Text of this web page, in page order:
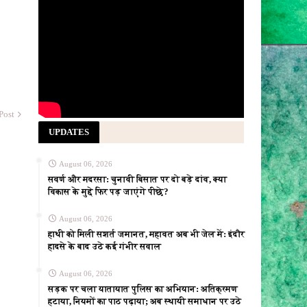
UPDATES
August 06, 2026
सवर्ण और मदरसा: चुनावी बिसात पर दो बड़े दांव, क्या
विकास के मुद्दे फिर पड़ जाएंगे पीछे?
August 06, 2026
हाथी को मिली सशर्त जमानत, महावत अब भी जेल में: इंदौर
हादसे के बाद उठे कई गंभीर सवाल
August 06, 2026
सड़क पर चला यातायात पुलिस का अभियान: अतिक्रमण
हटाया, नियमों का पाठ पढ़ाया; अब स्थायी समाधान पर उठे